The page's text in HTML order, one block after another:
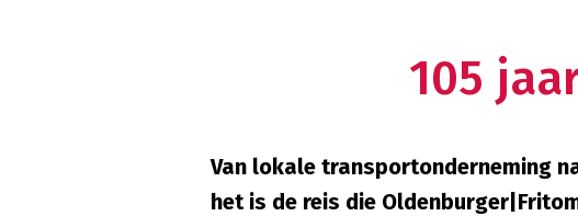
105
Van lokale transportonderneming
het is de reis die